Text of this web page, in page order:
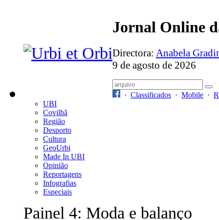
Jornal Online
Directora: Anabela
9 de agosto de 2026
· Classificados · Mobile ·
UBI
Covilhã
Região
Desporto
Cultura
GeoUrbi
Made In UBI
Opinião
Reportagens
Infografias
Especiais
Painel 4: Moda e balanço